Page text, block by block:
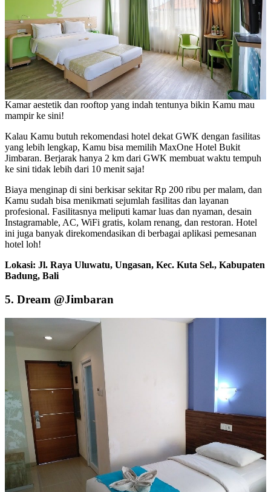
Kamar aestetik dan rooftop yang indah tentunya bikin Kamu mau
mampir ke sini!
Kalau Kamu butuh rekomendasi hotel dekat GWK dengan fasilitas
yang lebih lengkap, Kamu bisa memilih MaxOne Hotel Bukit
Jimbaran. Berjarak hanya 2 km dari GWK membuat waktu tempuh
ke sini tidak lebih dari 10 menit saja!
Biaya menginap di sini berkisar sekitar Rp 200 ribu per malam, dan
Kamu sudah bisa menikmati sejumlah fasilitas dan layanan
profesional. Fasilitasnya meliputi kamar luas dan nyaman, desain
Instagramable, AC, WiFi gratis, kolam renang, dan restoran. Hotel
ini juga banyak direkomendasikan di berbagai aplikasi pemesanan
hotel loh!
Lokasi: Jl. Raya Uluwatu, Ungasan, Kec. Kuta Sel., Kabupaten
Badung, Bali
5. Dream @Jimbaran